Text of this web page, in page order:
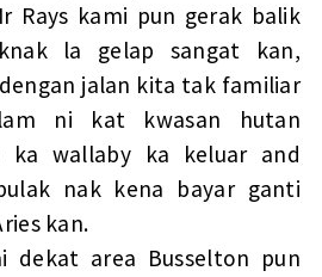
Rays kami pun gerak balik
la gelap sangat kan,
jalan kita tak familiar
ni kat kwasan hutan
ka wallaby ka keluar and
nak kena bayar ganti
kan.
dekat area Busselton pun